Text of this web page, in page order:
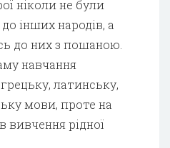
ніколи не були
інших народів, а
до них з пошаною.
навчання
латинську,
мови, проте на
рідної